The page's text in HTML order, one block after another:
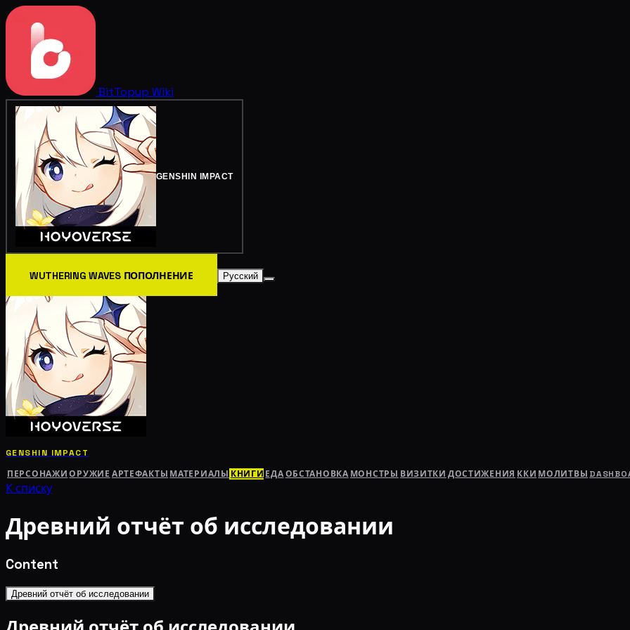
BitTopup Wiki
GENSHIN IMPACT
WUTHERING WAVES ПОПОЛНЕНИЕ Русский
GENSHIN IMPACT
ПЕРСОНАЖИ ОРУЖИЕ АРТЕФАКТЫ МАТЕРИАЛЫ КНИГИ ЕДАОБСТАНОВКА МОНСТРЫ ВИЗИТКИ ДОСТИЖЕНИЯ ККИ МОЛИТВЫ
К списку
Древний отчёт об исследовании
Content
Древний отчёт об исследовании